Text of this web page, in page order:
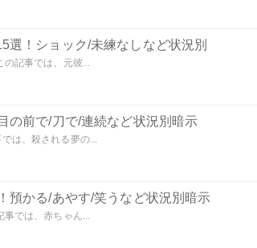
選！ショック/未練なしなど状況別
の記事では、元彼...
の前で/刀で/連続など状況別暗示
は、殺される夢の...
預かる/あやす/笑うなど状況別暗示
事では、赤ちゃん...